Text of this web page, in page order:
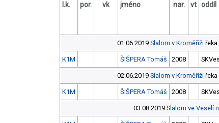
l.k. por. vk jméno nar. vt oddíl
01.06.2019 Slalom v Kroměřížiřeka
K1M ŠIŠPERA Tomáš 2008
02.06.2019 Slalom v Kroměřížiřeka
K1M ŠIŠPERA Tomáš 2008
03.08.2019 Slalom ve Veselí